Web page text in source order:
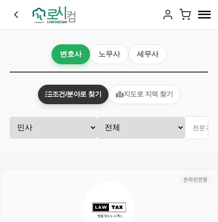
변호사 노무사 세무사
조건/분야로 찾기 지도로 지역 찾기
온라인전용